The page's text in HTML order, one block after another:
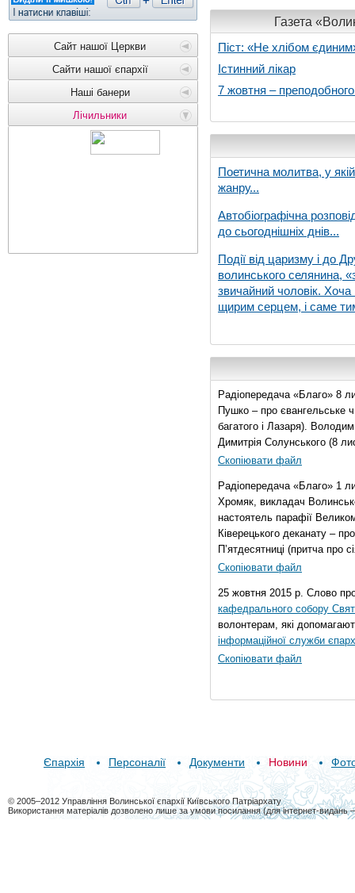
Сайт нашої Церкви
Сайти нашої єпархії
Наші банери
Лічильники
Газета
Піст: «Не хлібом
Істинний лікар
7 жовтня –
Поетична молитва, у
жанру...
Автобіографічна
до сьогоднішніх днів...
Події від царизму і до
волинського селянина,
звичайний чоловік. Хоча
щирим серцем, і саме
Радіопередача «Благо» 8
Пушко – про євангельське
багатого і Лазаря).
Димитрія Солунського (8
Скопіювати файл
Радіопередача «Благо» 1
Хромяк, викладач
настоятель парафії
Ківерецького деканату –
П’ятдесятниці (притча про
Скопіювати файл
25 жовтня 2015 р. Слово
кафедрального собору
волонтерам, які
інформаційної служби
Скопіювати файл
Єпархія Персоналії Документи Новини
© 2005–2012 Управління Волинської єпархії Київського Патріархату
Використання матеріалів дозволено лише за умови посилання (для інтернет-видань